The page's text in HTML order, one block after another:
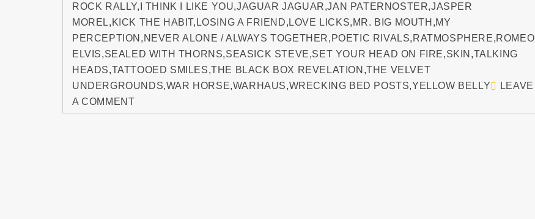
ROCK RALLY, I THINK I LIKE YOU,JAGUAR JAGUAR,JAN PATERNOSTER,JASPER
MOREL, KICK THE HABIT, LOSING A FRIEND, LOVE LICKS, MR. BIG MOUTH ,MY
PERCEPTION , NEVER ALONE / ALWAYS TOGETHER, POETIC RIVALS, RATMOSPHERE,ROMEO
ELVIS,SEALED WITH THORNS,SEASICK STEVE,SET YOUR HEAD ON FIRE,SKIN ,TALKING
HEADS,TATTOOED SMILES,THE BLACK BOX REVELATION ,THE VELVET
UNDERGROUNDS,WAR HORSE,WARHAUS,WRECKING BED POSTS,YELLOW BELLY
LEAVE
A COMMENT